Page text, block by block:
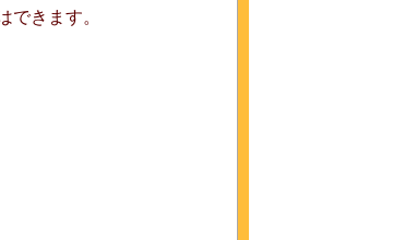
できます。